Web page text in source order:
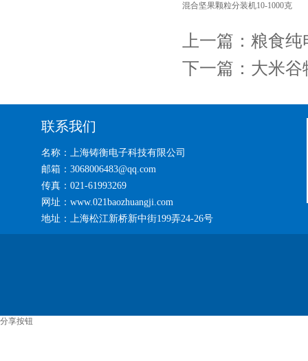
混合坚果颗粒分装机10-1000克
上一篇： 粮食纯
下一篇： 大米谷
联系我们
名称：上海铸衡电子科技有限公司
邮箱：3068006483@qq.com
传真：021-61993269
网址：www.021baozhuangji.com
地址：上海松江新桥新中街199弄24-26号
分享按钮